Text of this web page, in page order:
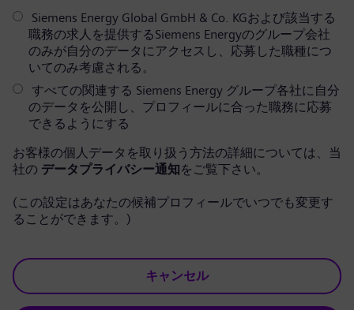
Siemens Energy Global GmbH & Co. KGおよび該当する
職務の求人を提供するSiemens Energyのグループ会社
のみが自分のデータにアクセスし、応募した職種につ
いてのみ考慮される。
すべての関連する Siemens Energy グループ各社に自分
のデータを公開し、プロフィールに合った職務に応募
できるようにする
お客様の個人データを取り扱う方法の詳細については、当
社の データプライバシー通知をご覧下さい。
(この設定はあなたの候補プロフィールでいつでも変更す
ることができます。)
キャンセル